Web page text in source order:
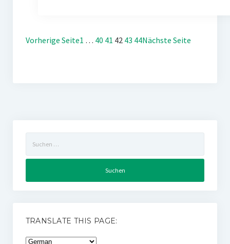
Vorherige Seite1 … 40 41 42 43 44Nächste Seite
nach:
TRANSLATE THIS PAGE: